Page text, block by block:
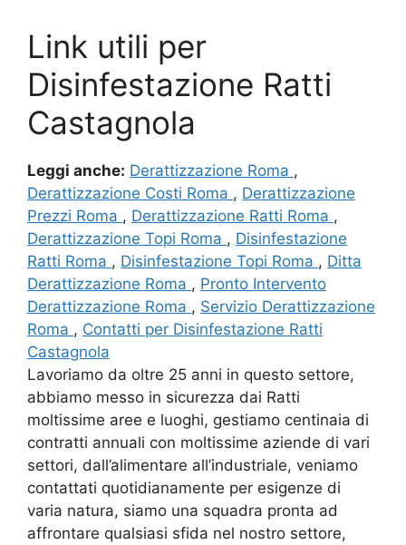
Link utili per
Disinfestazione Ratti
Castagnola
Leggi anche: Derattizzazione Roma ,
Derattizzazione Costi Roma , Derattizzazione
Prezzi Roma , Derattizzazione Ratti Roma ,
Derattizzazione Topi Roma , Disinfestazione
Ratti Roma , Disinfestazione Topi Roma , Ditta
Derattizzazione Roma , Pronto Intervento
Derattizzazione Roma , Servizio Derattizzazione
Roma , Contatti per Disinfestazione Ratti
Castagnola
Lavoriamo da oltre 25 anni in questo settore,
abbiamo messo in sicurezza dai Ratti
moltissime aree e luoghi, gestiamo centinaia di
contratti annuali con moltissime aziende di vari
settori, dall’alimentare all’industriale, veniamo
contattati quotidianamente per esigenze di
varia natura, siamo una squadra pronta ad
affrontare qualsiasi sfida nel nostro settore,